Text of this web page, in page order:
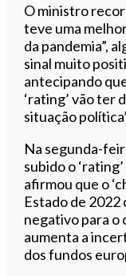
O ministro
teve uma
da pandemia”,
sinal muito
antecipando
‘rating’ vão ter
situação
Na segunda-
subido o
afirmou que o
Estado de 2022
negativo para o
aumenta a
dos fundos